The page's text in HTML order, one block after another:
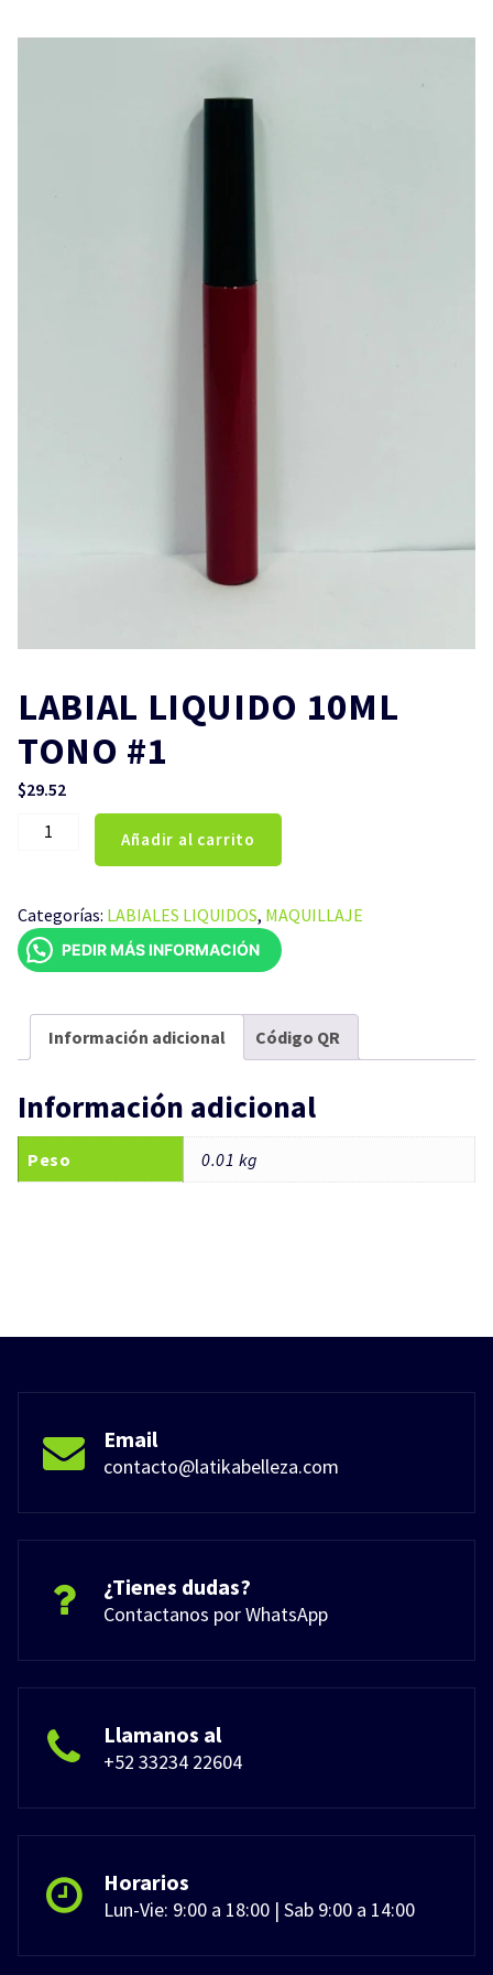
LABIAL LIQUIDO 10ML
TONO #1
$29.52
LABIAL
TONO
#1
cantidad
Añadir al carrito
Categorías: LABIALES LIQUIDOS, MAQUILLAJE
PEDIR MÁS INFORMACIÓN
Información adicional Código QR
Información adicional
Peso 0.01 kg
Email
contacto@latikabelleza.com
¿Tienes dudas?
Contactanos por WhatsApp
Llamanos al
+52 33234 22604
Horarios
Lun-Vie: 9:00 a 18:00 | Sab 9:00 a 14:00